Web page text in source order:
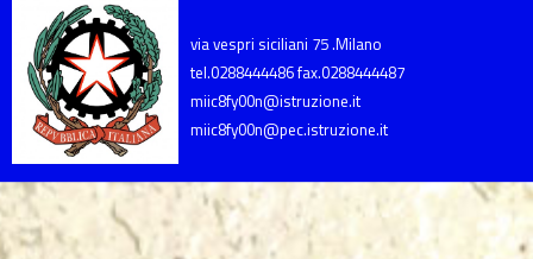
via vespri siciliani 75 .Milano
tel.0288444486 fax.0288444487
miic8fy00n@istruzione.it
miic8fy00n@pec.istruzione.it